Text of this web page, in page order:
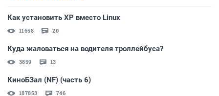
Как установить XP вместо Linux
11658 20
Куда жаловаться на водителя троллейбуса?
3859 13
КиноБЗал (NF) (часть 6)
187853 746